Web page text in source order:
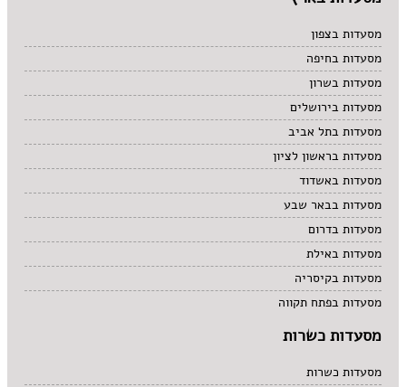
מתוקים
סיני
סנדוויץ' בר
פאב
מסעדות בצפון
מסעדות בחיפה
מסעדות בשרון
מסעדות בירושלים
מסעדות בתל אביב
מסעדות בראשון לציון
מסעדות באשדוד
מסעדות בבאר שבע
מסעדות בדרום
מסעדות באילת
מסעדות בקיסריה
מסעדות בפתח תקווה
מסעדות כשרות
מסעדות כשרות